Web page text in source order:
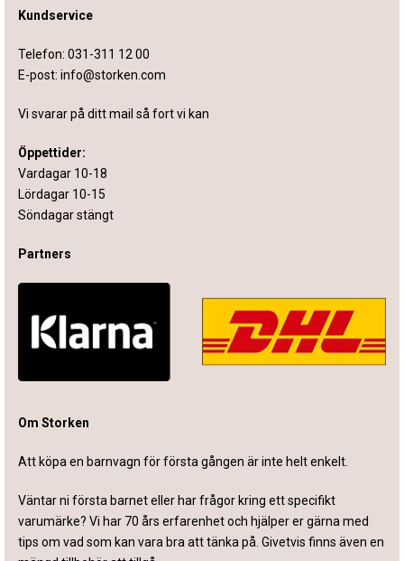
Kundservice
Telefon: 031-311 12 00
E-post: info@storken.com
Vi svarar på ditt mail så fort vi kan
Öppettider:
Vardagar 10-18
Lördagar 10-15
Söndagar stängt
Partners
Om Storken
Att köpa en barnvagn för första gången är inte helt enkelt.
Väntar ni första barnet eller har frågor kring ett specifikt
varumärke? Vi har 70 års erfarenhet och hjälper er gärna med
tips om vad som kan vara bra att tänka på. Givetvis finns även en